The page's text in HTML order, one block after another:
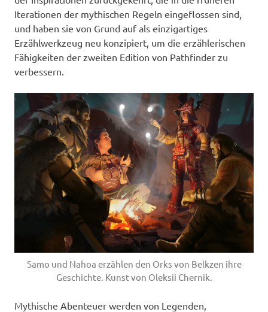
Iterationen der mythischen Regeln eingeflossen sind,
und haben sie von Grund auf als einzigartiges
Erzählwerkzeug neu konzipiert, um die erzählerischen
Fähigkeiten der zweiten Edition von Pathfinder zu
verbessern.
Samo und Nahoa erzählen den Orks von Belkzen ihre
Geschichte. Kunst von Oleksii Chernik.
Mythische Abenteuer werden von Legenden,